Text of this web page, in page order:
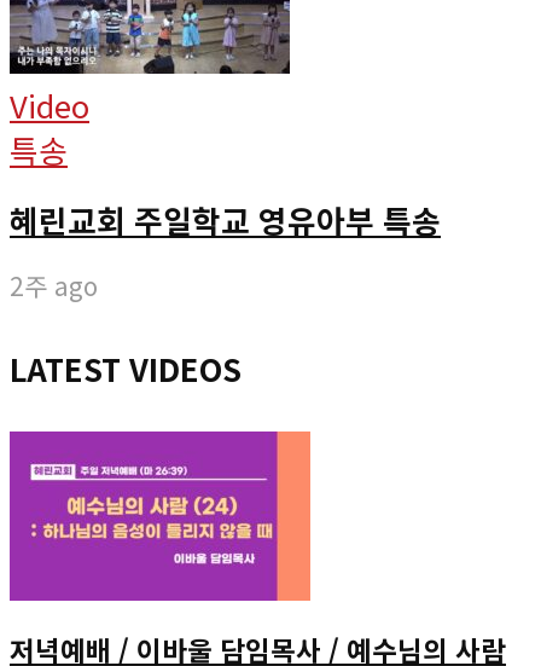
Video
특송
혜린교회 주일학교 영유아부 특송
2주 ago
LATEST VIDEOS
저녁예배 / 이바울 담임목사 / 예수님의 사람